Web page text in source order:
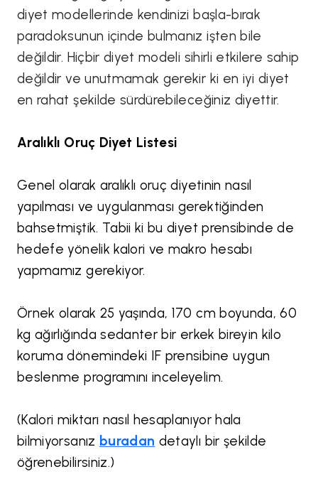
diyet modellerinde kendinizi başla-bırak
paradoksunun içinde bulmanız işten bile
değildir. Hiçbir diyet modeli sihirli etkilere sahip
değildir ve unutmamak gerekir ki en iyi diyet
en rahat şekilde sürdürebileceğiniz diyettir.
Aralıklı Oruç Diyet Listesi
Genel olarak aralıklı oruç diyetinin nasıl
yapılması ve uygulanması gerektiğinden
bahsetmiştik. Tabii ki bu diyet prensibinde de
hedefe yönelik kalori ve makro hesabı
yapmamız gerekiyor.
Örnek olarak 25 yaşında, 170 cm boyunda, 60
kg ağırlığında sedanter bir erkek bireyin kilo
koruma dönemindeki IF prensibine uygun
beslenme programını inceleyelim.
(Kalori miktarı nasıl hesaplanıyor hala
bilmiyorsanız buradan detaylı bir şekilde
öğrenebilirsiniz.)